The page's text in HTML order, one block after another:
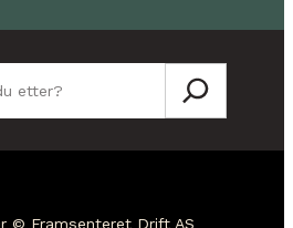
© Framsenteret Drift AS